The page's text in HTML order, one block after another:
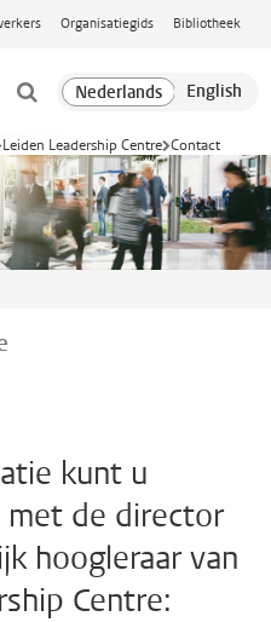
Organisatiegids Bibliotheek
Leiden Leadership Centre Contact
kunt u
de director
hoogleraar van
Centre: